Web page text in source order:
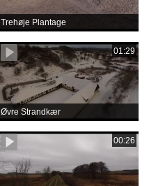
Trehøje Plantage
01:29
Øvre Strandkær
00:26